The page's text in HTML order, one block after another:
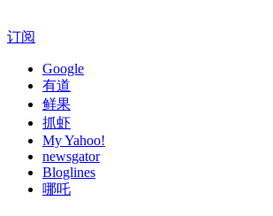
订阅
Google
有道
鲜果
抓虾
My Yahoo!
newsgator
Bloglines
哪吒